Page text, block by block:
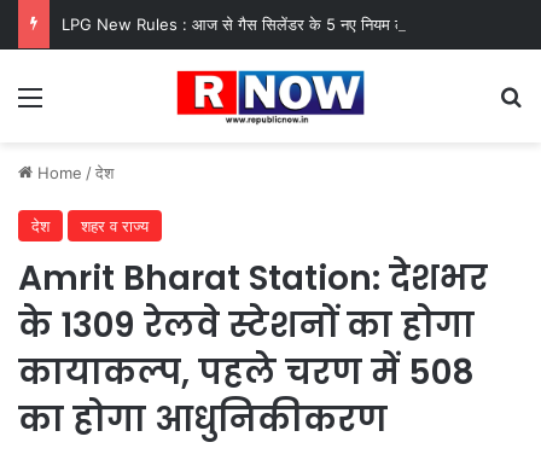
Menu
Home /देश
देश शहर व राज्य
Amrit Bharat Station: देशभर
के 1309 रेलवे स्टेशनों का होगा
कायाकल्प, पहले चरण में 508
का होगा आधुनिकीकरण